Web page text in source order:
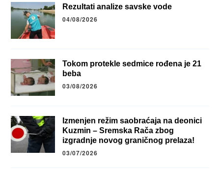
Rezultati analize savske vode
04/08/2026
Tokom protekle sedmice rođena je 21
beba
03/08/2026
Izmenjen režim saobraćaja na deonici
Kuzmin – Sremska Rača zbog
izgradnje novog graničnog prelaza!
03/07/2026